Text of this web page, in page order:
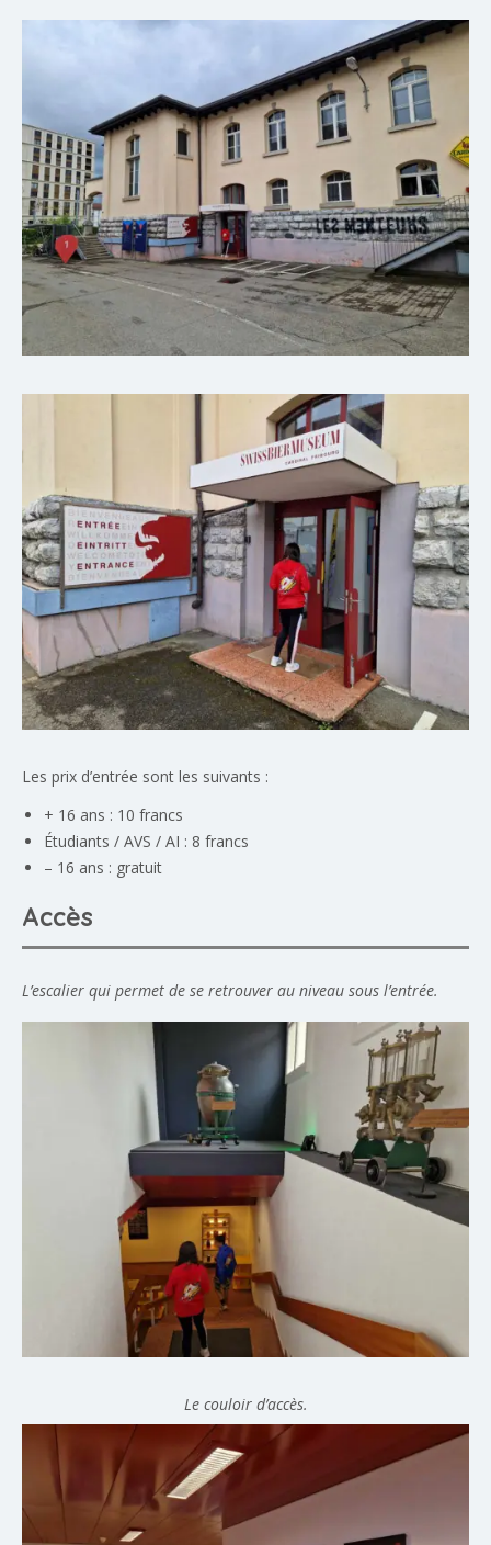
Les prix d’entrée sont les suivants :
+ 16 ans : 10 francs
Étudiants / AVS / AI : 8 francs
– 16 ans : gratuit
Accès
L’escalier qui permet de se retrouver au niveau sous l’entrée.
Le couloir d’accès.